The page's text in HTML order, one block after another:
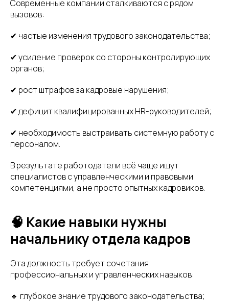
Современные компании сталкиваются с рядом
вызовов:
✔ частые изменения трудового законодательства;
✔ усиление проверок со стороны контролирующих
органов;
✔ рост штрафов за кадровые нарушения;
✔ дефицит квалифицированных HR-руководителей;
✔ необходимость выстраивать системную работу с
персоналом.
В результате работодатели всё чаще ищут
специалистов с управленческими и правовыми
компетенциями, а не просто опытных кадровиков.
🧠 Какие навыки нужны
начальнику отдела кадров
Эта должность требует сочетания
профессиональных и управленческих навыков:
🔹 глубокое знание трудового законодательства;